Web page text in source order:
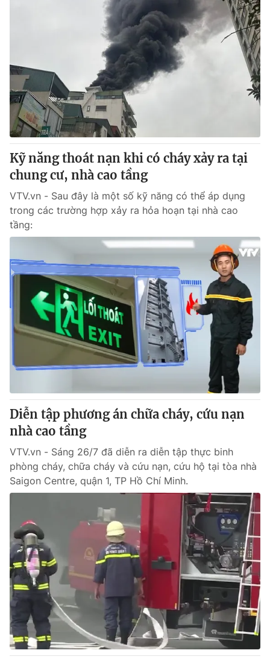
® Cấm sao chép dưới mọi hình thức nếu không có sự chấp
thuận bằng văn bản. Ghi rõ nguồn VTV.vn khi phát hành lại
thông tin từ website này.
Kỹ năng thoát nạn khi có cháy xảy ra tại
chung cư, nhà cao tầng
VTV.vn - Sau đây là một số kỹ năng có thể áp dụng
trong các trường hợp xảy ra hỏa hoạn tại nhà cao
tầng:
Diễn tập phương án chữa cháy, cứu nạn
nhà cao tầng
VTV.vn - Sáng 26/7 đã diễn ra diễn tập thực binh
phòng cháy, chữa cháy và cứu nạn, cứu hộ tại tòa nhà
Saigon Centre, quận 1, TP Hồ Chí Minh.